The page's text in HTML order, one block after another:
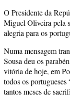
O Presidente da
Miguel Oliveira pela
alegria para os
Numa mensagem
Sousa deu os
vitória de hoje, em
todos os
tantos meses de